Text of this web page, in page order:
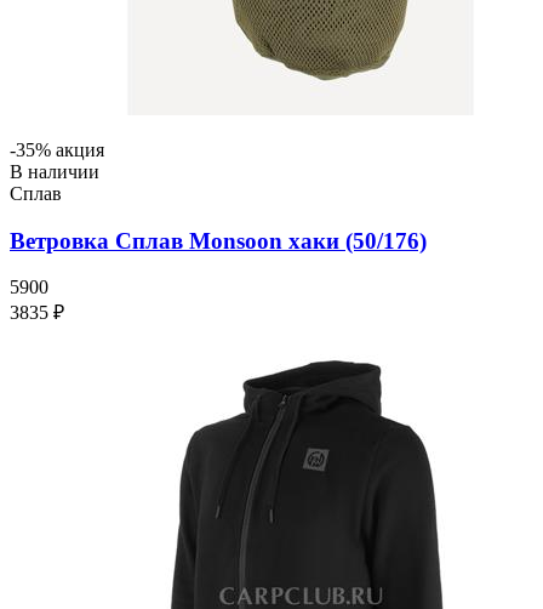
-35% акция
В наличии
Сплав
Ветровка Сплав Monsoon хаки (50/176)
5900
3835 ₽